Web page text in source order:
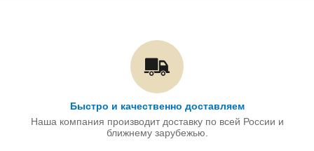
Быстро и качественно доставляем
Наша компания производит доставку по всей России и
ближнему зарубежью.